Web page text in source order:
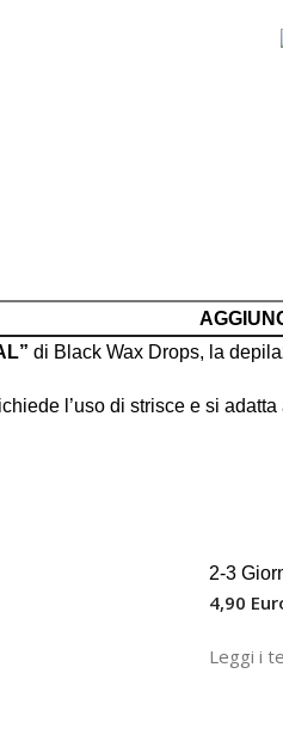
di Black Wax Drops, la
l’uso di strisce e si
2-3
4,90
Leggi i